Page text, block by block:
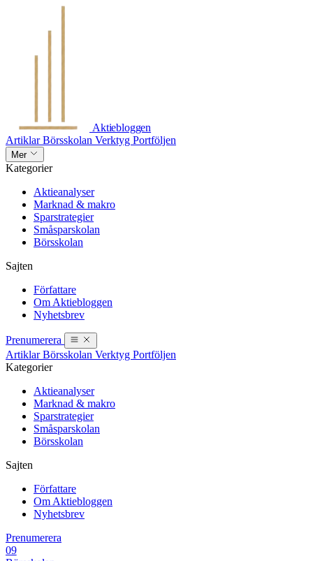
Aktiebloggen
ArtiklarBörsskolan Verktyg Portföljen
Mer
Kategorier
Aktieanalyser
Marknad & makro
Sparstrategier
Småsparskolan
Börsskolan
Sajten
Författare
Om Aktiebloggen
Nyhetsbrev
Prenumerera
ArtiklarBörsskolan Verktyg Portföljen
Kategorier
Aktieanalyser
Marknad & makro
Sparstrategier
Småsparskolan
Börsskolan
Sajten
Författare
Om Aktiebloggen
Nyhetsbrev
Prenumerera
09